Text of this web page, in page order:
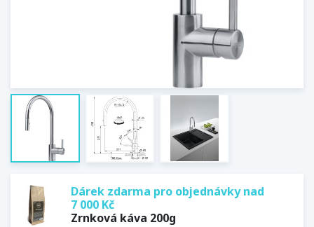
Dárek zdarma pro objednávky nad
7 000 Kč
Zrnková káva 200g